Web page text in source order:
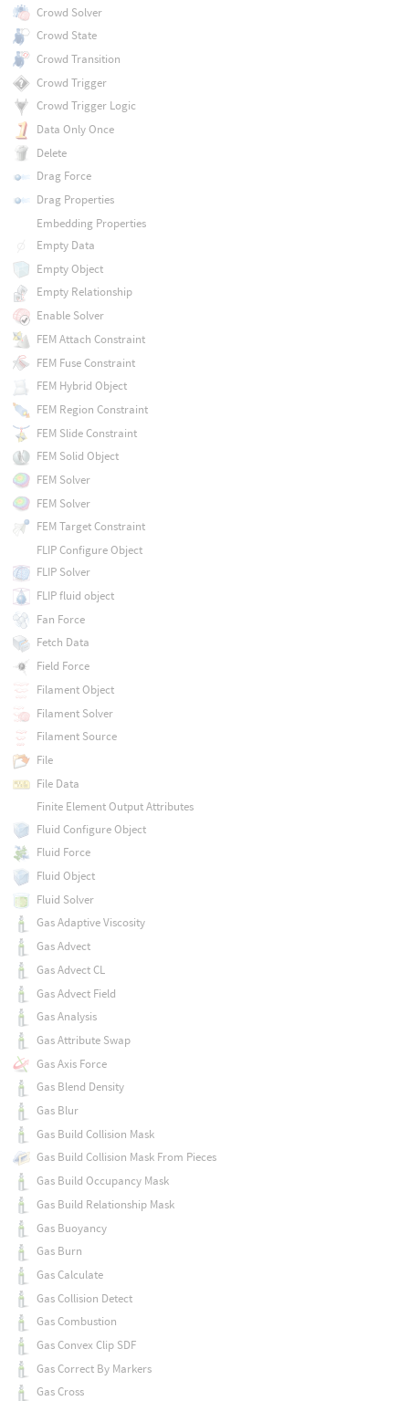
Crowd Solver
Crowd State
Crowd Transition
Crowd Trigger
Crowd Trigger Logic
Data Only Once
Delete
Drag Force
Drag Properties
Embedding Properties
Empty Data
Empty Object
Empty Relationship
Enable Solver
FEM Attach Constraint
FEM Fuse Constraint
FEM Hybrid Object
FEM Region Constraint
FEM Slide Constraint
FEM Solid Object
FEM Solver
FEM Solver
FEM Target Constraint
FLIP Configure Object
FLIP Solver
FLIP fluid object
Fan Force
Fetch Data
Field Force
Filament Object
Filament Solver
Filament Source
File
File Data
Finite Element Output Attributes
Fluid Configure Object
Fluid Force
Fluid Object
Fluid Solver
Gas Adaptive Viscosity
Gas Advect
Gas Advect CL
Gas Advect Field
Gas Analysis
Gas Attribute Swap
Gas Axis Force
Gas Blend Density
Gas Blur
Gas Build Collision Mask
Gas Build Collision Mask From Pieces
Gas Build Occupancy Mask
Gas Build Relationship Mask
Gas Buoyancy
Gas Burn
Gas Calculate
Gas Collision Detect
Gas Combustion
Gas Convex Clip SDF
Gas Correct By Markers
Gas Cross